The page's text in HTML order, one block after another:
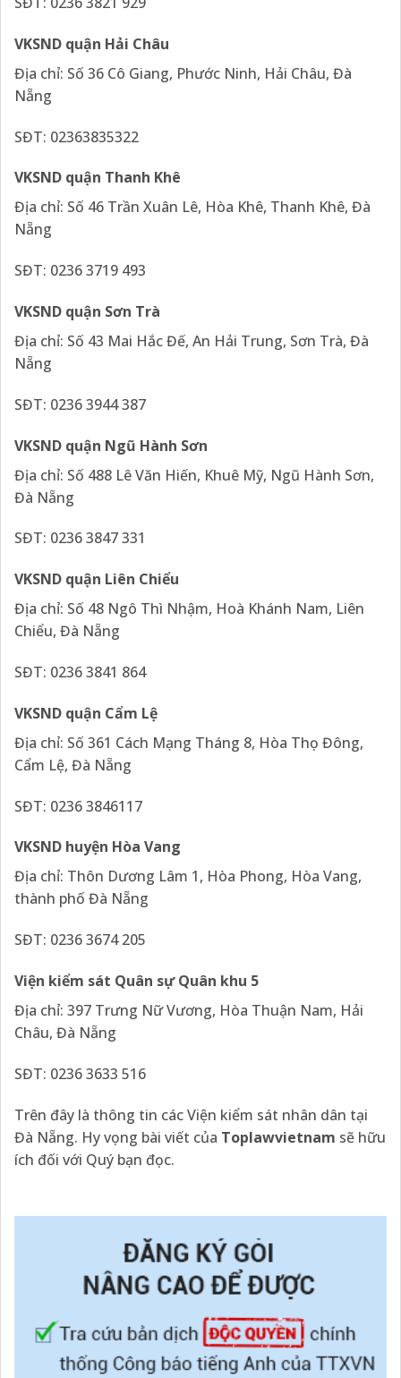
VKSND quận Hải Châu
Địa chỉ: Số 36 Cô Giang, Phước Ninh, Hải Châu, Đà
Nẵng
SĐT: 02363835322
VKSND quận Thanh Khê
Địa chỉ: Số 46 Trần Xuân Lê, Hòa Khê, Thanh Khê, Đà
Nẵng
SĐT: 0236 3719 493
VKSND quận Sơn Trà
Địa chỉ: Số 43 Mai Hắc Đế, An Hải Trung, Sơn Trà, Đà
Nẵng
SĐT: 0236 3944 387
VKSND quận Ngũ Hành Sơn
Địa chỉ: Số 488 Lê Văn Hiến, Khuê Mỹ, Ngũ Hành Sơn,
Đà Nẵng
SĐT: 0236 3847 331
VKSND quận Liên Chiểu
Địa chỉ: Số 48 Ngô Thì Nhậm, Hoà Khánh Nam, Liên
Chiểu, Đà Nẵng
SĐT: 0236 3841 864
VKSND quận Cẩm Lệ
Địa chỉ: Số 361 Cách Mạng Tháng 8, Hòa Thọ Đông,
Cẩm Lệ, Đà Nẵng
SĐT: 0236 3846117
VKSND huyện Hòa Vang
Địa chỉ: Thôn Dương Lâm 1, Hòa Phong, Hòa Vang,
thành phố Đà Nẵng
SĐT: 0236 3674 205
Viện kiểm sát Quân sự Quân khu 5
Địa chỉ: 397 Trưng Nữ Vương, Hòa Thuận Nam, Hải
Châu, Đà Nẵng
SĐT: 0236 3633 516
Trên đây là thông tin các Viện kiểm sát nhân dân tại
Đà Nẵng. Hy vọng bài viết của Toplawvietnam sẽ hữu
ích đối với Quý bạn đọc.